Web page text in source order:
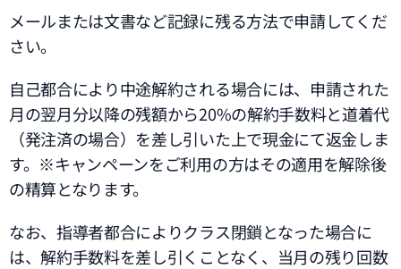
メールまたは文書など記録に残る方法で申請してくだ
さい。
自己都合により中途解約される場合には、申請された
月の翌月分以降の残額から20%の解約手数料と道着代
（発注済の場合）を差し引いた上で現金にて返金しま
す。※キャンペーンをご利用の方はその適用を解除後
の精算となります。
なお、指導者都合によりクラス閉鎖となった場合に
は、解約手数料を差し引くことなく、当月の残り回数